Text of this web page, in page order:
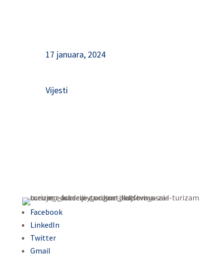
17 januara, 2024
Vijesti
Facebook
LinkedIn
Twitter
Gmail